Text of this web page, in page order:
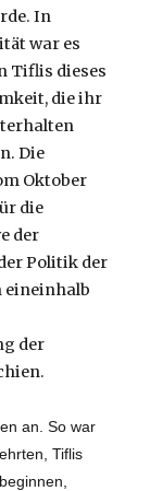
In
war es
Tiflis dieses
die ihr
Die
Oktober
die
der
Politik der
eineinhalb
der
an. So war
Tiflis